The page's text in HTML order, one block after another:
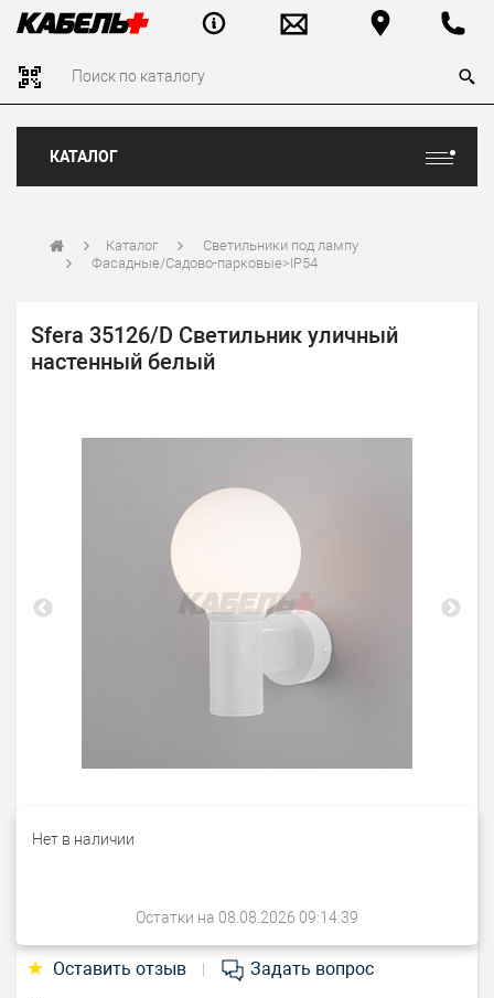
КАТАЛОГ
Каталог
Светильники под лампу
Фасадные/Садово-парковые>IP54
Sfera 35126/D Светильник уличный
настенный белый
Нет в наличии
Остатки на 08.08.2026 09:14:39
★ Оставить отзыв Задать вопрос